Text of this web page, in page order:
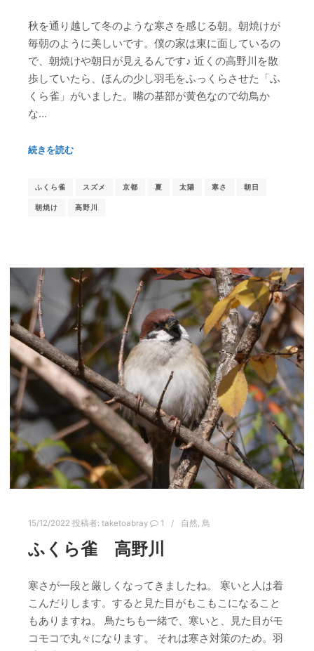
秋を通り越して冬のような寒さを感じる朝。朝焼けが
毎朝のように美しいです。僕の家は東に面しているの
で、朝焼けや朝日が見えるんです♪ 近くの高野川を散
歩していたら、ほんの少し羽毛をふっくらさせた「ふ
くら雀」がいました。嘴の基部が黄色なので幼鳥か
な…
続きを読む
ふくら雀 スズメ 京都 夏 太陽 寒さ 朝日
朝焼け 高野川
15/12/2022 投稿者: taketoabray 1 自然, 鳥
ふくら雀 高野川
寒さが一段と厳しくなってきましたね。 寒いと人は着
こんだりします。すると見た目がもこもこになること
もありますね。 鳥たちも一緒で、寒いと、見た目がモ
コモコで丸々になります。 それは寒さ対策のため。羽